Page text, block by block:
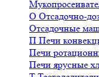
О Отсадочно-
Отсадочные
П Печи
Печи
Печи ярусные